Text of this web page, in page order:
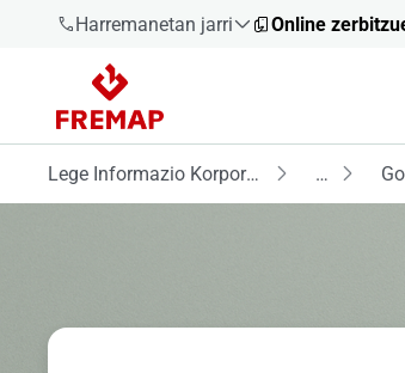
Harremanetan jarri
900 61 00
61
+34 91
Online
Lege Informazio Korporatiboa …